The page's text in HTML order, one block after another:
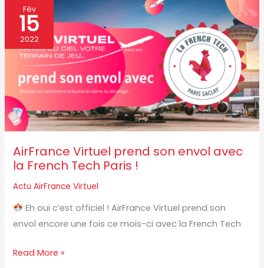
Fév
15
2022
AirFrance Virtuel prend son envol avec
la French Tech Paris !
Actu AirFrance Virtuel
Eh oui c’est officiel ! AirFrance Virtuel prend son
envol encore une fois ce mois-ci avec la French Tech
AirFrance
Virtuel
prend
son
avec
la
French
Tech
Paris
Read More »